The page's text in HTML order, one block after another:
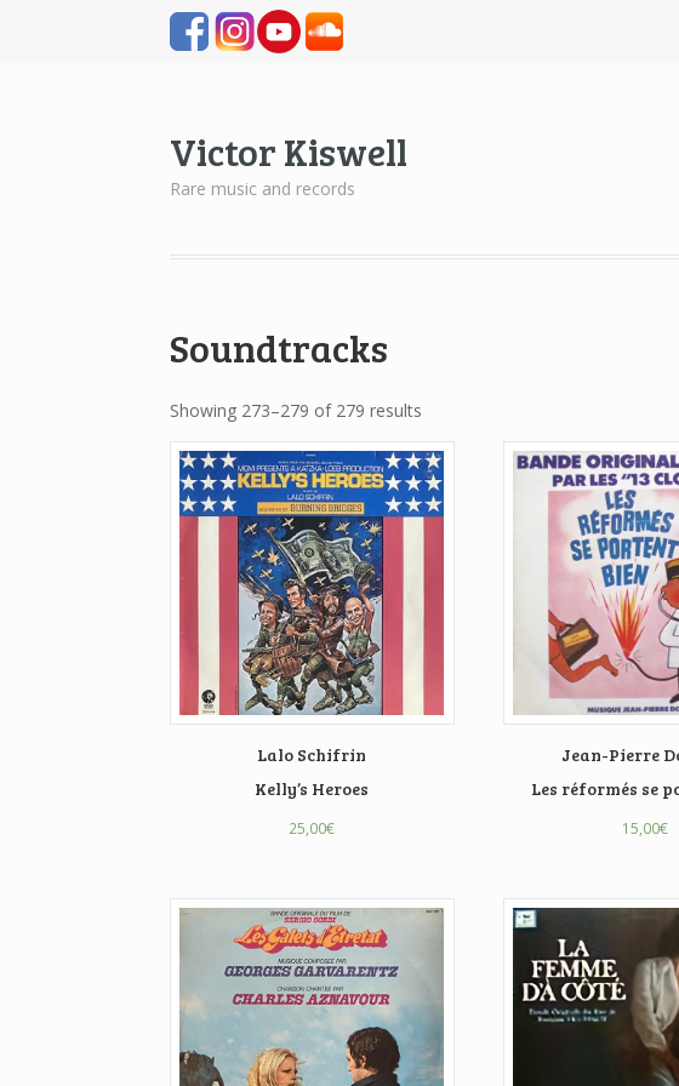
Victor Kiswell
Rare music and records
Soundtracks
Showing 273–279 of 279 results
Lalo Schifrin
Kelly’s Heroes
25,00€
Jean-Pierre
Les réformés se
15,00€